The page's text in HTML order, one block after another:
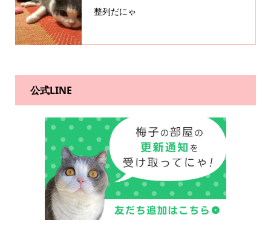
整列だにゃ
公式LINE